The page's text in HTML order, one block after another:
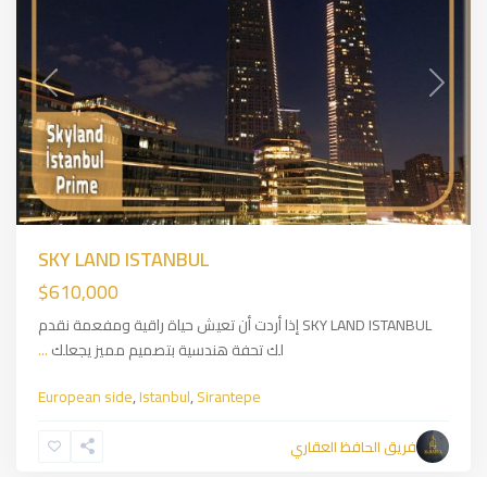
Next
SKY LAND ISTANBUL
$610,000
SKY LAND ISTANBUL إذا أردت أن تعيش حياة راقية ومفعمة نقدم
لك تحفة هندسية بتصميم مميز يجعلك...
European side,Istanbul,Sirantepe
فريق الحافظ العقاري
Eyup
Sultan,